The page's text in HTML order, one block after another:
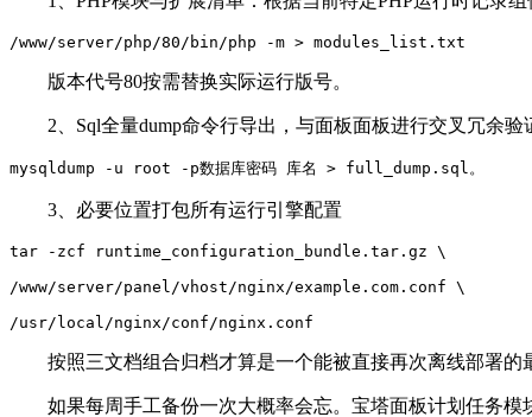
/www/server/php/80/bin/php -m > modules_list.txt
版本代号80按需替换实际运行版号。
2 Sql全量dump命令行导出，与面板面板进行交叉冗余验
mysqldump -u root -p数据库密码 库名 > full_dump.sql。
3 、必要位置打包所有运行引擎配置
tar -zcf runtime_configuration_bundle.tar.gz \
/www/server/panel/vhost/nginx/example.com.conf \
/usr/local/nginx/conf/nginx.conf
按照三文档组合归档才算是一个能被直接再次离线部署
如果每周手工备份一次大概率会忘。宝塔面板计划任务